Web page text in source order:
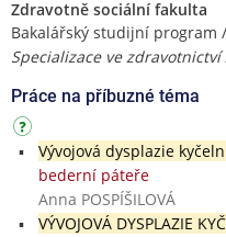
Zdravotně sociální fakulta
Bakalářský studijní program
Specializace ve
Práce na příbuzné téma
Vývojová dysplazie
bederní páteře
Anna POSPÍŠILOVÁ
VÝVOJOVÁ DYSPLAZIE